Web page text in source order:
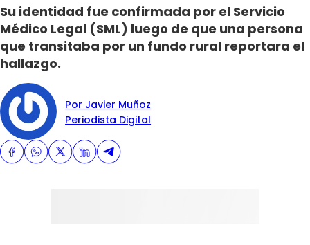
Su identidad fue confirmada por el Servicio
Médico Legal (SML) luego de que una persona
que transitaba por un fundo rural reportara el
hallazgo.
Por Javier Muñoz
Periodista Digital